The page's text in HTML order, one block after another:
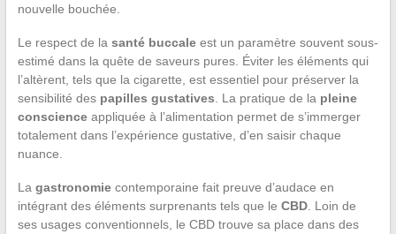
nouvelle bouchée.
Le respect de la santé buccaleest un paramètre souvent sous-
estimé dans la quête de saveurs pures. Éviter les éléments qui
l’altèrent, tels que la cigarette, est essentiel pour préserver la
sensibilité des papilles gustatives . La pratique de la pleine
conscienceappliquée à l’alimentation permet de s’immerger
totalement dans l’expérience gustative, d’en saisir chaque
nuance.
La gastronomiecontemporaine fait preuve d’audace en
intégrant des éléments surprenants tels que le CBD. Loin de
ses usages conventionnels, le CBD trouve sa place dans des